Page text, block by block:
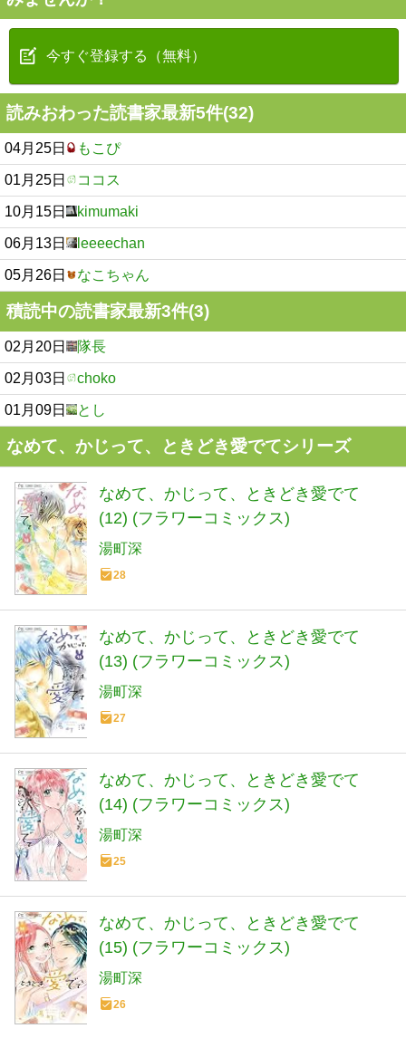
今すぐ登録する（無料）
読みおわった読書家最新5件(32)
04月25日 もこぴ
01月25日 ココス
10月15日 kimumaki
06月13日 leeeechan
05月26日 なこちゃん
積読中の読書家最新3件(3)
02月20日 隊長
02月03日 choko
01月09日 とし
なめて、かじって、ときどき愛でてシリーズ
なめて、かじって、ときどき愛でて
(12) (フラワーコミックス)
湯町深
28
なめて、かじって、ときどき愛でて
(13) (フラワーコミックス)
湯町深
27
なめて、かじって、ときどき愛でて
(14) (フラワーコミックス)
湯町深
25
なめて、かじって、ときどき愛でて
(15) (フラワーコミックス)
湯町深
26